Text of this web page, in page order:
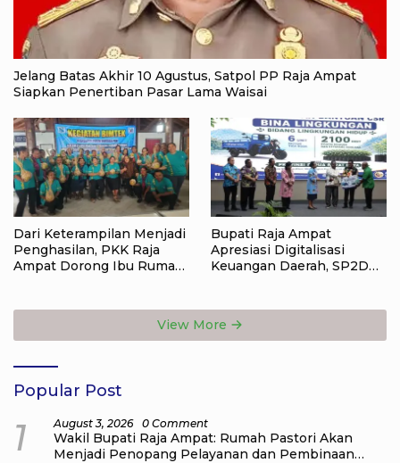
Jelang Batas Akhir 10 Agustus, Satpol PP Raja Ampat
Siapkan Penertiban Pasar Lama Waisai
Dari Keterampilan Menjadi
Penghasilan, PKK Raja
Ampat Dorong Ibu Rumah
Bupati Raja Ampat
Apresiasi Digitalisasi
Keuangan Daerah, SP2D
View More
Popular Post
1 August 3, 2026 0 Comment
Wakil Bupati Raja Ampat: Rumah Pastori Akan
Menjadi Penopang Pelayanan dan Pembinaan